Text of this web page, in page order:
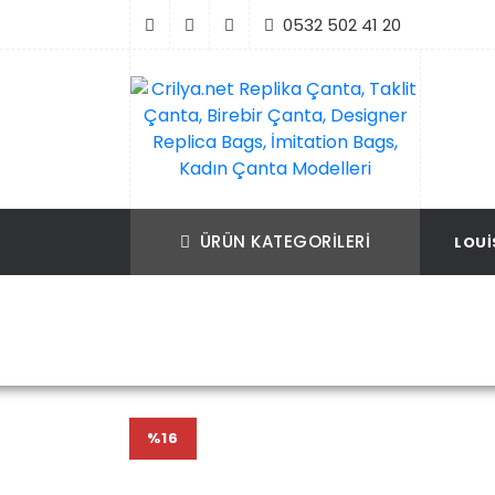
0532 502 41 20
Kadın Çanta Modelleri
ÜRÜN KATEGORILERI
%16